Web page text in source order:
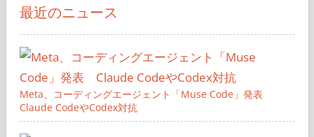
最近のニュース
Meta、コーディングエージェント「Muse Code」発表
Claude CodeやCodex対抗